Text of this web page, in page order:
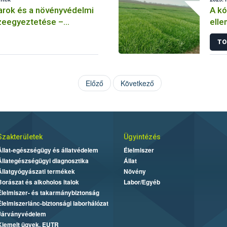
és a növényvédelmi
–
A
Előző Következő
egészségügy és állatvédelem
diagnosztika
termékek
és alkoholos italok
és takarmánybiztonság
biztonsági laborhálózat
ügyek, EUTR
Ügyintézés
Élelmiszer
Állat
Növény
Labor/Egyéb